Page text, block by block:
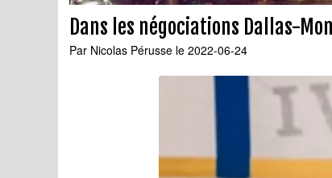
Dans les négociations Dallas-
Par Nicolas Pérusse le 2022-06-24